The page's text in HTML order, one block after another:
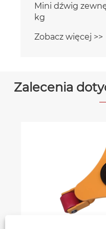
Mini dźwig
kg
Zobacz więcej >>
Zalecenia